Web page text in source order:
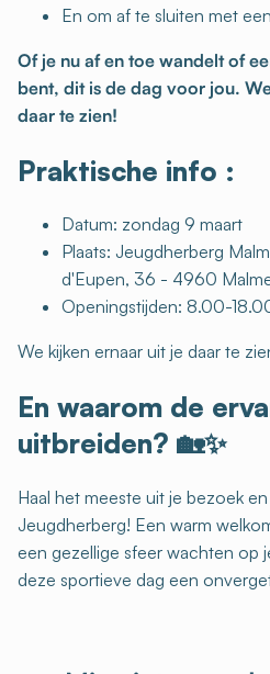
En om af te sluiten met
Of je nu af en toe wandelt of
bent, dit is de dag voor jou.
daar te zien!
Praktische info :
Datum: zondag 9 maart
Plaats: Jeugdherberg
d'Eupen, 36 - 4960
Openingstijden: 8.00-
We kijken ernaar uit je daar te
En waarom de
uitbreiden? 🏡✨
Haal het meeste uit je bezoek
Jeugdherberg! Een warm
een gezellige sfeer wachten op
deze sportieve dag een